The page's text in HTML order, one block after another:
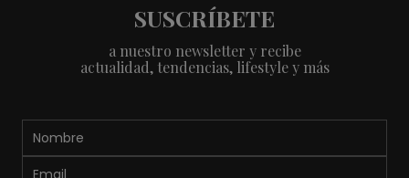
SUSCRÍBETE
a nuestro newsletter y recibe
actualidad, tendencias, lifestyle y más